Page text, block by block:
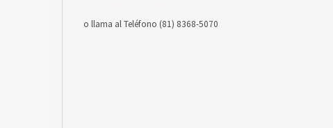
o llama al Teléfono (81) 8368-5070